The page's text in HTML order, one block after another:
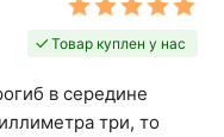
Товар куплен у нас
в середине
три, то